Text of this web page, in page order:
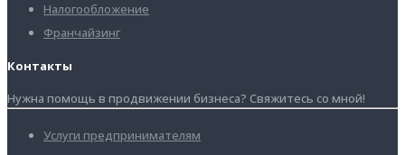
Налогообложение
Франчайзинг
Контакты
Нужна помощь в продвижении бизнеса? Свяжитесь со мной!
Услуги предпринимателям